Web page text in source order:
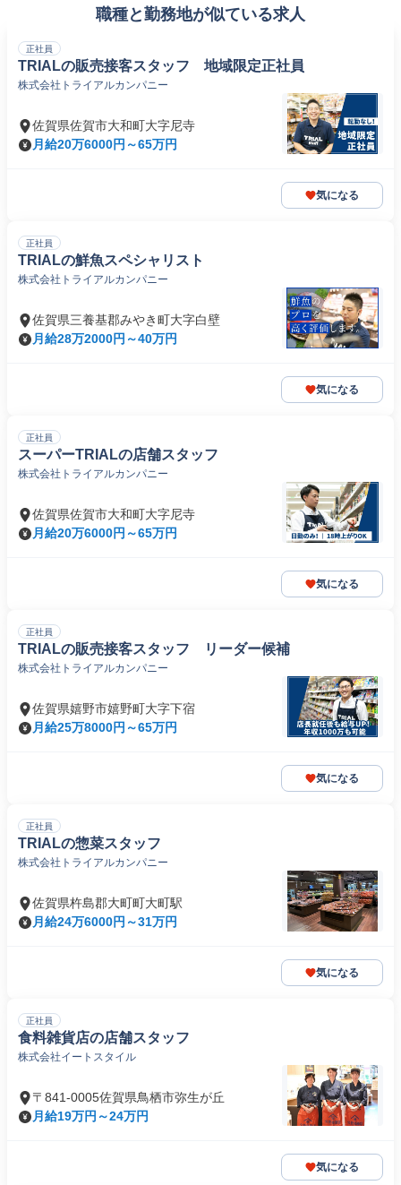
職種と勤務地が似ている求人
正社員
TRIALの販売接客スタッフ 地域限定正社員
株式会社トライアルカンパニー
佐賀県佐賀市大和町大字尼寺
月給20万6000円～65万円
気になる
正社員
TRIALの鮮魚スペシャリスト
株式会社トライアルカンパニー
佐賀県三養基郡みやき町大字白壁
月給28万2000円～40万円
気になる
正社員
スーパーTRIALの店舗スタッフ
株式会社トライアルカンパニー
佐賀県佐賀市大和町大字尼寺
月給20万6000円～65万円
気になる
正社員
TRIALの販売接客スタッフ リーダー候補
株式会社トライアルカンパニー
佐賀県嬉野市嬉野町大字下宿
月給25万8000円～65万円
気になる
正社員
TRIALの惣菜スタッフ
株式会社トライアルカンパニー
佐賀県杵島郡大町町大町駅
月給24万6000円～31万円
気になる
正社員
食料雑貨店の店舗スタッフ
株式会社イートスタイル
〒841-0005佐賀県鳥栖市弥生が丘
月給19万円～24万円
気になる